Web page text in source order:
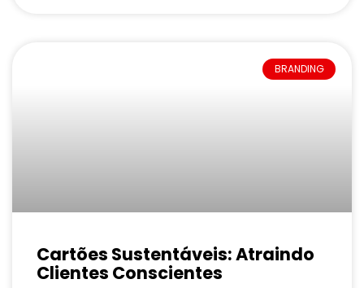
BRANDING
Cartões Sustentáveis: Atraindo
Clientes Conscientes